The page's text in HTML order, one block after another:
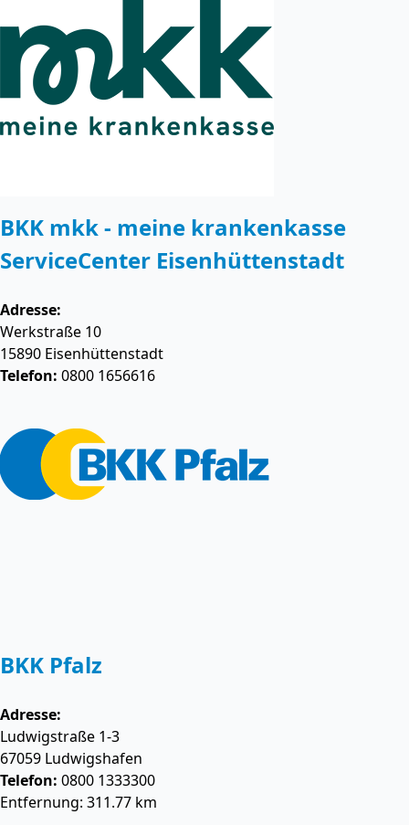
BKK mkk - meine krankenkasse
ServiceCenter Eisenhüttenstadt
Adresse:
Werkstraße 10
15890 Eisenhüttenstadt
Telefon: 0800 1656616
BKK Pfalz
Adresse:
Ludwigstraße 1-3
67059 Ludwigshafen
Telefon: 0800 1333300
Entfernung: 311.77 km